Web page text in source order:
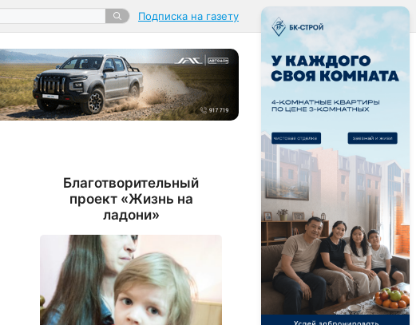
Подписка на газету
Благотворительный
проект «Жизнь на
ладони»